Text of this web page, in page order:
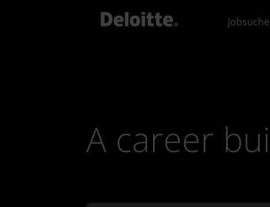
Jobsuche
A career